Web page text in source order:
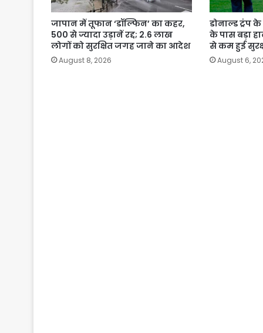
जापान में तूफान ‘डॉल्फिन’ का कहर,
500 से ज्यादा उड़ानें रद्द; 2.6 लाख
लोगों को सुरक्षित जगह जाने का आदेश
August 8, 2026
डोनाल्ड ट्रंप
के पास बड़ा
से कम हुई
August 6,